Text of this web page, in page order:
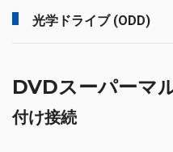
光学ドライブ (ODD)
DVDスーパーマ
付け接続